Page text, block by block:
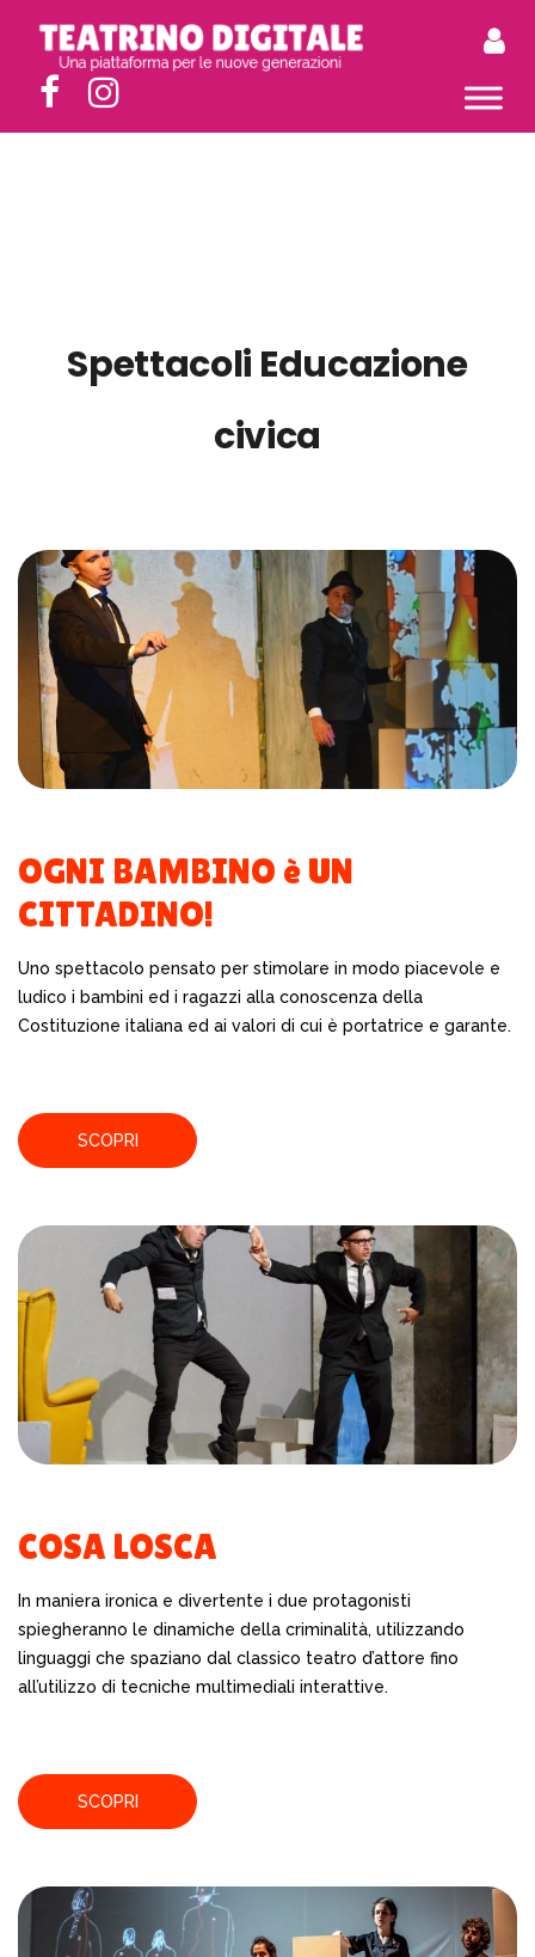
Spettacoli Educazione
civica
OGNI BAMBINO è UN
CITTADINO!
Uno spettacolo pensato per stimolare in modo piacevole e
ludico i bambini ed i ragazzi alla conoscenza della
Costituzione italiana ed ai valori di cui è portatrice e garante.
SCOPRI
COSA LOSCA
In maniera ironica e divertente i due protagonisti
spiegheranno le dinamiche della criminalità, utilizzando
linguaggi che spaziano dal classico teatro d’attore fino
all’utilizzo di tecniche multimediali interattive.
SCOPRI